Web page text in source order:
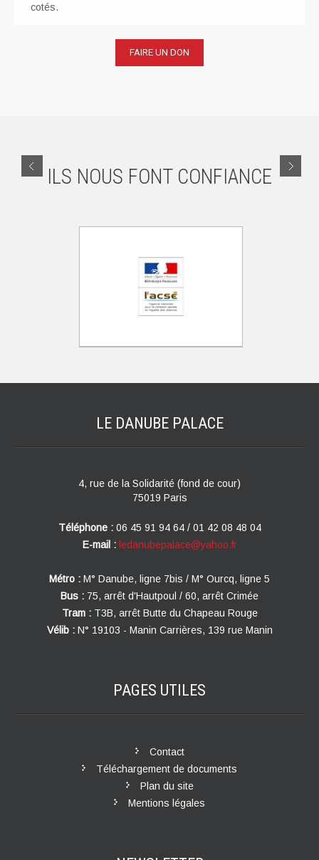
cotés.
FAIRE UN DON
ILS NOUS FONT CONFIANCE
LE DANUBE PALACE
4, rue de la Solidarité (fond de cour)
75019 Paris
Téléphone : 06 45 91 94 64 / 01 42 08 48 04
E-mail : ledanubepalace@yahoo.fr
Métro : M° Danube, ligne 7bis / M° Ourcq, ligne 5
Bus : 75, arrêt d'Hautpoul / 60, arrêt Crimée
Tram : T3B, arrêt Butte du Chapeau Rouge
Vélib : N° 19103 - Manin Carrières, 139 rue Manin
PAGES UTILES
Contact
Téléchargement de documents
Plan du site
Mentions légales